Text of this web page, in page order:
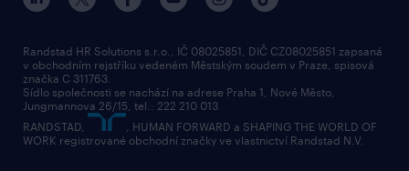
Randstad HR Solutions s.r.o., IČ 08025851, DIČ CZ08025851 zapsaná
v obchodním rejstříku vedeném Městským soudem v Praze, spisová
značka C 311763.
Sídlo společnosti se nachází na adrese Praha 1, Nové Město,
Jungmannova 26/15, tel.: 222 210 013
RANDSTAD,
, HUMAN FORWARD a SHAPING THE WORLD OF
WORK registrované obchodní značky ve vlastnictví Randstad N.V.